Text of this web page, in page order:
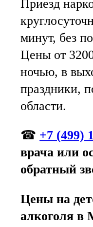
Приезд
минут, без
Цены от
ночью, в
праздники,
области.
☎ +7 (499)
врача или
обратный
Цены на
алкоголя в